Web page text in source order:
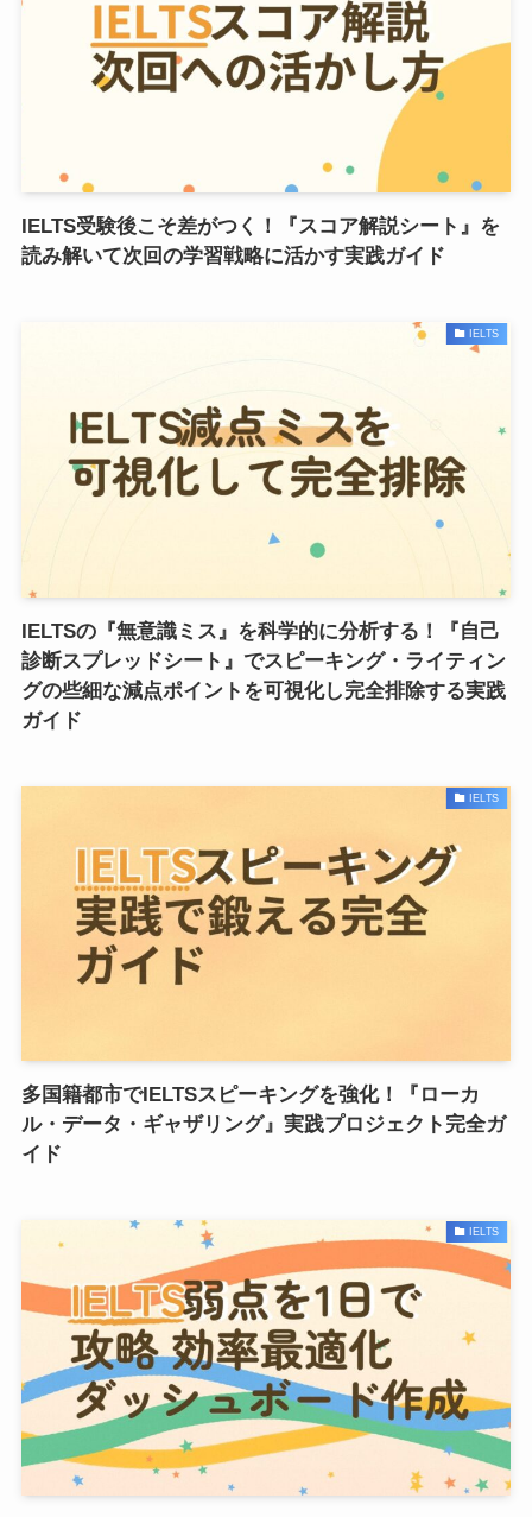
IELTS受験後こそ差がつく！『スコア解説シート』を
読み解いて次回の学習戦略に活かす実践ガイド
IELTS
IELTSの『無意識ミス』を科学的に分析する！『自己
診断スプレッドシート』でスピーキング・ライティン
グの些細な減点ポイントを可視化し完全排除する実践
ガイド
IELTS
多国籍都市でIELTSスピーキングを強化！『ローカ
ル・データ・ギャザリング』実践プロジェクト完全ガ
イド
IELTS